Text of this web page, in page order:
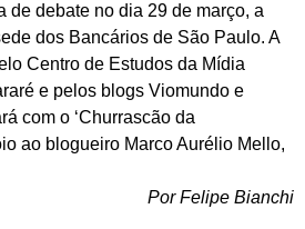
de debate no dia 29 de março, a
dos Bancários de São Paulo. A
Centro de Estudos da Mídia
e pelos blogs Viomundo e
com o ‘Churrascão da
ao blogueiro Marco Aurélio Mello,
Por Felipe Bianchi